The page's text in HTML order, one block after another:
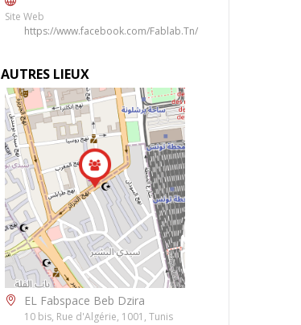
Site Web
https://www.facebook.com/Fablab.Tn/
AUTRES LIEUX
EL Fabspace Beb Dzira
10 bis, Rue d'Algérie, 1001, Tunis